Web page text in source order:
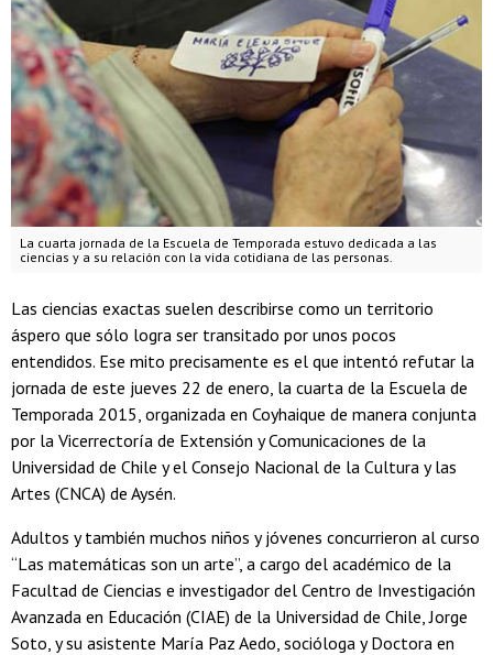
La cuarta jornada de la Escuela de Temporada estuvo dedicada a las
ciencias y a su relación con la vida cotidiana de las personas.
Las ciencias exactas suelen describirse como un territorio
áspero que sólo logra ser transitado por unos pocos
entendidos. Ese mito precisamente es el que intentó refutar la
jornada de este jueves 22 de enero, la cuarta de la Escuela de
Temporada 2015, organizada en Coyhaique de manera conjunta
por la Vicerrectoría de Extensión y Comunicaciones de la
Universidad de Chile y el Consejo Nacional de la Cultura y las
Artes (CNCA) de Aysén.
Adultos y también muchos niños y jóvenes concurrieron al curso
“Las matemáticas son un arte”, a cargo del académico de la
Facultad de Ciencias e investigador del Centro de Investigación
Avanzada en Educación (CIAE) de la Universidad de Chile, Jorge
Soto, y su asistente María Paz Aedo, socióloga y Doctora en